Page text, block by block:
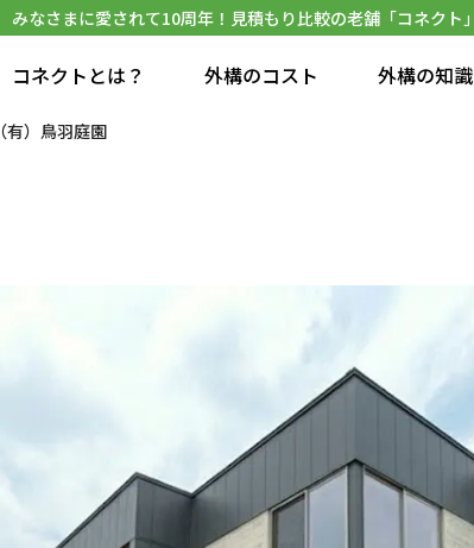
みなさまに愛されて10周年！見積もり比較の老舗「コネクト」
コネクトとは？ 外構のコスト 外構の知識
（有）鳥羽庭園